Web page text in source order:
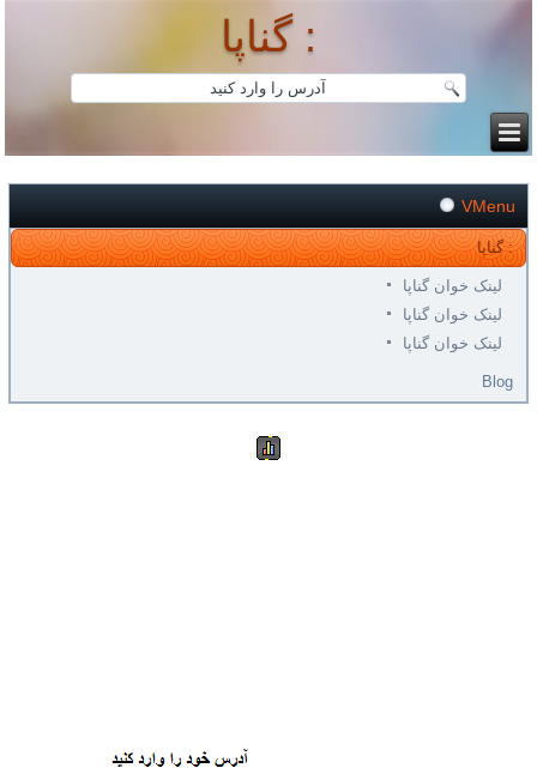
گناپا :
VMenu
گناپا :
لینک خوان گناپا
لینک خوان گناپا
لینک خوان گناپا
Blog